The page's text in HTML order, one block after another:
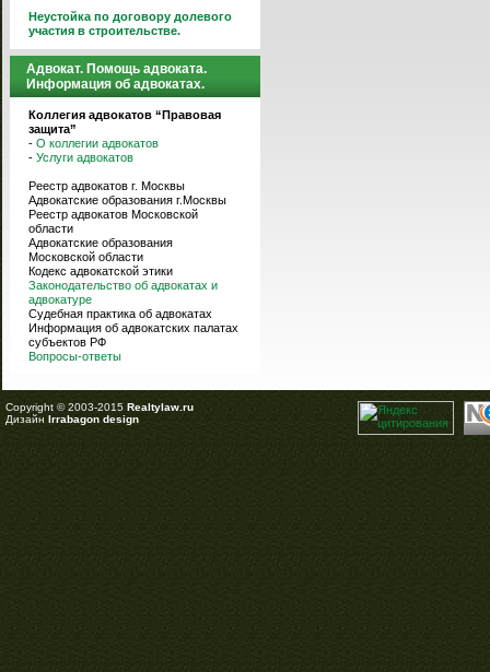
Неустойка по договору долевого
участия в строительстве.
Адвокат. Помощь адвоката.
Информация об адвокатах.
Коллегия адвокатов “Правовая
защита”
- О коллегии адвокатов
- Услуги адвокатов
Реестр адвокатов г. Москвы
Адвокатские образования г.Москвы
Реестр адвокатов Московской
области
Адвокатские образования
Московской области
Кодекс адвокатской этики
Законодательство об адвокатах и
адвокатуре
Судебная практика об адвокатах
Информация об адвокатских палатах
субъектов РФ
Вопросы-ответы
Copyright © 2003-2015 Realtylaw.ru
Дизайн Irrabagon design